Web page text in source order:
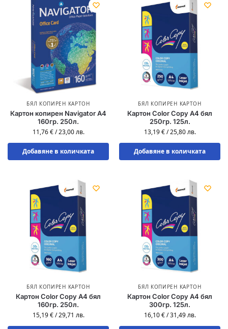
БЯЛ КОПИРЕН КАРТОН
Картон копирен Navigator A4
160гр. 250л.
11,76€ /23,00лв.
Добавяне в количката
БЯЛ КОПИРЕН КАРТОН
Картон Color Copy A4 бял
250гр. 125л.
13,19€ /25,80лв.
Добавяне в количката
БЯЛ КОПИРЕН КАРТОН
Картон Color Copy A4 бял
160гр. 250л.
15,19€ /29,71 лв.
БЯЛ КОПИРЕН КАРТОН
Картон Color Copy A4 бял
300гр. 125л.
16,10€ /31,49лв.